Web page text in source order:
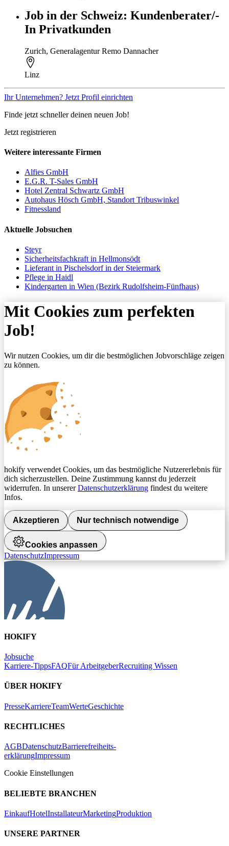
Job in der Schweiz: Kundenberater/-
In Privatkunden
Zurich, Generalagentur Remo Dannacher
Linz
Ihr Unternehmen? Jetzt Profil einrichten
Finde jetzt schneller deinen neuen Job!
Jetzt registrieren
Weitere interessante Firmen
Alfies GmbH
E.G.R. T-Sales GmbH
Hotel Zentral Schwartz GmbH
Autohaus Hösch GmbH, Standort Tribuswinkel
Fitnessland
Aktuelle Jobsuchen
Steyr
Sicherheitsfachkraft in Hellmonsödt
Lieferant in Pischelsdorf in der Steiermark
Pflege in Haidl
Kindergarten in Wien (Bezirk Rudolfsheim-Fünfhaus)
Mit Cookies zum perfekten
Job!
Wir nutzen Cookies, um dir die bestmöglichen Jobvorschläge zeigen
zu können.
hokify verwendet Cookies, um das bestmögliche Nutzererlebnis für
dich sicherzustellen. Deine Zustimmung kannst du jederzeit
widerrufen. In unsererDatenschutzerklärung findest du weitere
Infos.
Akzeptieren Nur technisch notwendige
Cookies anpassen
DatenschutzImpressum
HOKIFY
Jobsuche
Karriere-TippsFAQFür ArbeitgeberRecruiting Wissen
ÜBER HOKIFY
PresseKarriereTeamWerteGeschichte
RECHTLICHES
AGBDatenschutzBarrierefreiheits-
erklärungImpressum
Cookie Einstellungen
BELIEBTE BRANCHEN
EinkaufHotelInstallateurMarketingProduktion
UNSERE PARTNER